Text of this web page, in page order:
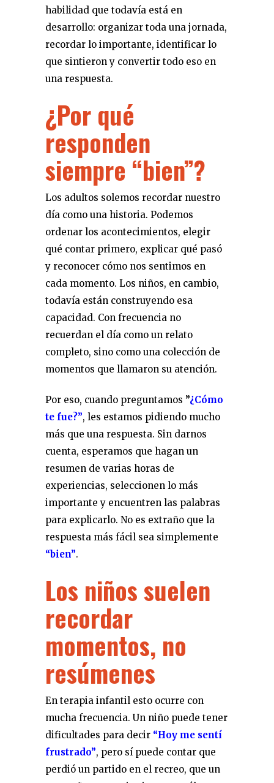
habilidad que todavía está en
desarrollo: organizar toda una jornada,
recordar lo importante, identificar lo
que sintieron y convertir todo eso en
una respuesta.
¿Por qué
responden
siempre “bien”?
Los adultos solemos recordar nuestro
día como una historia. Podemos
ordenar los acontecimientos, elegir
qué contar primero, explicar qué pasó
y reconocer cómo nos sentimos en
cada momento. Los niños, en cambio,
todavía están construyendo esa
capacidad. Con frecuencia no
recuerdan el día como un relato
completo, sino como una colección de
momentos que llamaron su atención.
Por eso, cuando preguntamos ”¿Cómo
te fue?”, les estamos pidiendo mucho
más que una respuesta. Sin darnos
cuenta, esperamos que hagan un
resumen de varias horas de
experiencias, seleccionen lo más
importante y encuentren las palabras
para explicarlo. No es extraño que la
respuesta más fácil sea simplemente
“bien”.
Los niños suelen
recordar
momentos, no
resúmenes
En terapia infantil esto ocurre con
mucha frecuencia. Un niño puede tener
dificultades para decir “Hoy me sentí
frustrado”, pero sí puede contar que
perdió un partido en el recreo, que un